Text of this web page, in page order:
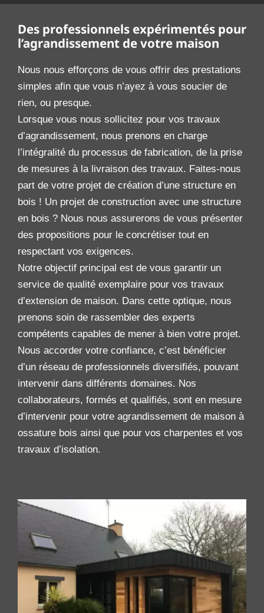
Des professionnels expérimentés pour
l’agrandissement de votre maison
Nous nous efforçons de vous offrir des prestations
simples afin que vous n’ayez à vous soucier de
rien, ou presque.
Lorsque vous nous sollicitez pour vos travaux
d’agrandissement, nous prenons en charge
l’intégralité du processus de fabrication, de la prise
de mesures à la livraison des travaux. Faites-nous
part de votre projet de création d’une structure en
bois ! Un projet de construction avec une structure
en bois ? Nous nous assurerons de vous présenter
des propositions pour le concrétiser tout en
respectant vos exigences.
Notre objectif principal est de vous garantir un
service de qualité exemplaire pour vos travaux
d’extension de maison. Dans cette optique, nous
prenons soin de rassembler des experts
compétents capables de mener à bien votre projet.
Nous accorder votre confiance, c’est bénéficier
d’un réseau de professionnels diversifiés, pouvant
intervenir dans différents domaines. Nos
collaborateurs, formés et qualifiés, sont en mesure
d’intervenir pour votre agrandissement de maison à
ossature bois ainsi que pour vos charpentes et vos
travaux d’isolation.